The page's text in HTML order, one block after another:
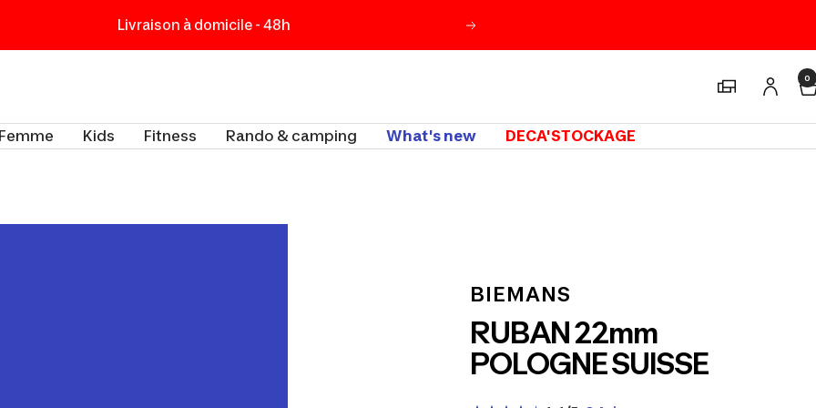
Livraison à domicile - 48h Suivant
Magasins 0
Kids Fitness Rando & camping What's new DECA'STOCKAGE
BIEMANS
RUBAN 22mm
POLOGNE SUISSE